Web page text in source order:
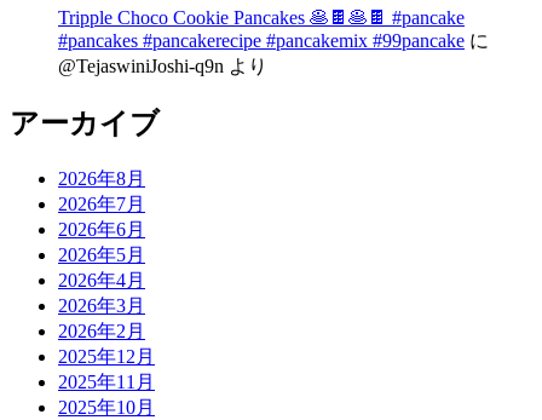
Tripple Choco Cookie Pancakes 🥞🍫🥞🍫 #pancake
#pancakes #pancakerecipe #pancakemix #99pancake に
@TejaswiniJoshi-q9n より
アーカイブ
2026年8月
2026年7月
2026年6月
2026年5月
2026年4月
2026年3月
2026年2月
2025年12月
2025年11月
2025年10月